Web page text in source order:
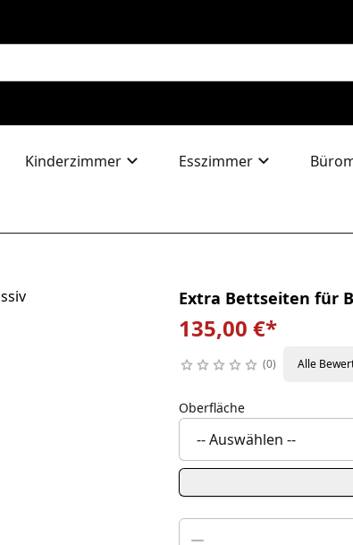
Kinderzimmer Esszimmer
Extra Bettseiten für
135,00 €*
0 Alle
Oberfläche